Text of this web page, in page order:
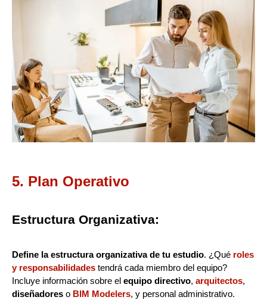
5. Plan Operativo
Estructura Organizativa:
Define la estructura organizativa de tu estudio. ¿Qué roles
y responsabilidades tendrá cada miembro del equipo?
Incluye información sobre el equipo directivo, arquitectos,
diseñadores o BIM Modelers, y personal administrativo.